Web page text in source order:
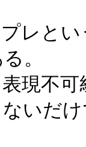
レと
。
現不
いだ